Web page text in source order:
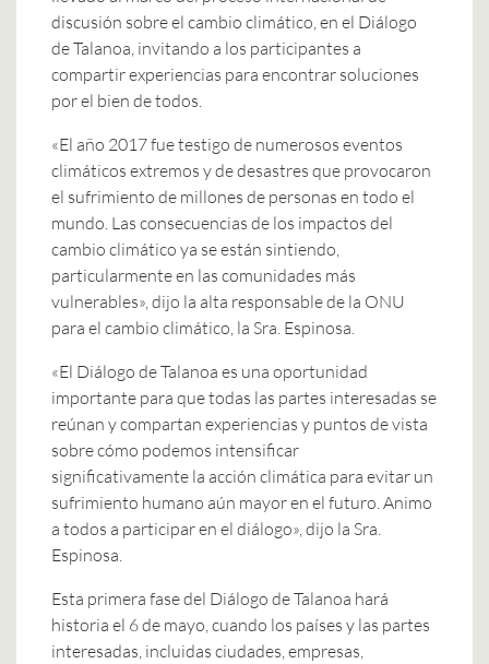
discusión sobre el cambio climático, en el Diálogo
de Talanoa, invitando a los participantes a
compartir experiencias para encontrar soluciones
por el bien de todos.
«El año 2017 fue testigo de numerosos eventos
climáticos extremos y de desastres que provocaron
el sufrimiento de millones de personas en todo el
mundo. Las consecuencias de los impactos del
cambio climático ya se están sintiendo,
particularmente en las comunidades más
vulnerables», dijo la alta responsable de la ONU
para el cambio climático, la Sra. Espinosa.
«El Diálogo de Talanoa es una oportunidad
importante para que todas las partes interesadas se
reúnan y compartan experiencias y puntos de vista
sobre cómo podemos intensificar
significativamente la acción climática para evitar un
sufrimiento humano aún mayor en el futuro. Animo
a todos a participar en el diálogo», dijo la Sra.
Espinosa.
Esta primera fase del Diálogo de Talanoa hará
historia el 6 de mayo, cuando los países y las partes
interesadas, incluidas ciudades, empresas,